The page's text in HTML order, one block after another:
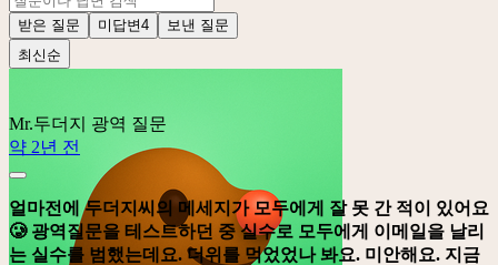
받은 질문 미답변4
보낸 질문
최신순
Mr.두더지
광역 질문
약 2년 전
얼마전에 두더지씨의 메세지가 모두에게 잘 못 간 적이 있어요
🥲 광역질문을 테스트하던 중 실수로 모두에게 이메일을 날리
는 실수를 범했는데요. 더위를 먹었었나 봐요. 미안해요. 지금